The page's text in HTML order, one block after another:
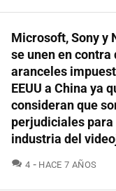
Microsoft, Sony y
se unen en contra
aranceles
EEUU a China ya
consideran que
perjudiciales para
industria del
4 COMENTARIOS
HACE 7 AÑOS